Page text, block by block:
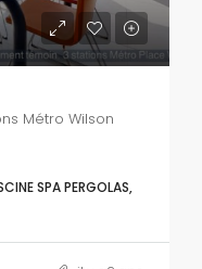
Métro Wilson
SPA PERGOLAS,